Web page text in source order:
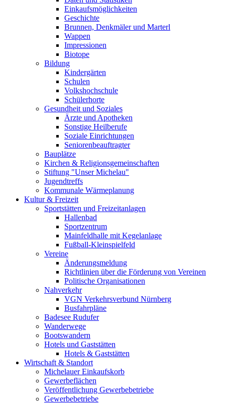
Einkaufsmöglichkeiten
Geschichte
Brunnen, Denkmäler und Marterl
Wappen
Impressionen
Biotope
Bildung
Kindergärten
Schulen
Volkshochschule
Schülerhorte
Gesundheit und Soziales
Ärzte und Apotheken
Sonstige Heilberufe
Soziale Einrichtungen
Seniorenbeauftragter
Bauplätze
Kirchen & Religionsgemeinschaften
Stiftung "Unser Michelau"
Jugendtreffs
Kommunale Wärmeplanung
Kultur & Freizeit
Sportstätten und Freizeitanlagen
Hallenbad
Sportzentrum
Mainfeldhalle mit Kegelanlage
Fußball-Kleinspielfeld
Vereine
Änderungsmeldung
Richtlinien über die Förderung von Vereinen
Politische Organisationen
Nahverkehr
VGN Verkehrsverbund Nürnberg
Busfahrpläne
Badesee Rudufer
Wanderwege
Bootswandern
Hotels und Gaststätten
Hotels & Gaststätten
Wirtschaft & Standort
Michelauer Einkaufskorb
Gewerbeflächen
Veröffentlichung Gewerbebetriebe
Gewerbebetriebe